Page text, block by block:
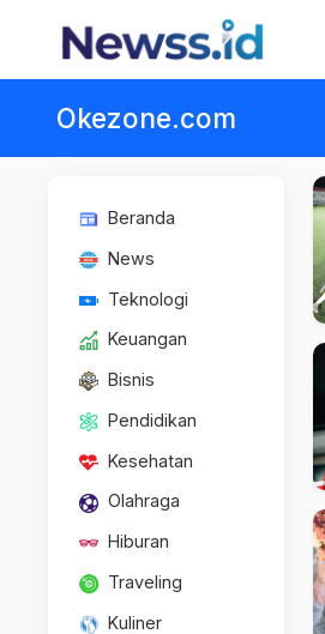
Okezone.com
Beranda
News
Teknologi
Keuangan
Bisnis
Pendidikan
Kesehatan
Olahraga
Hiburan
Traveling
Kuliner